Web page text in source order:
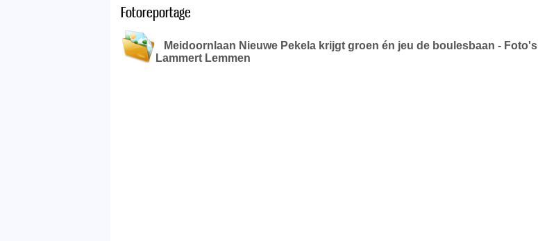
Fotoreportage
Meidoornlaan Nieuwe Pekela krijgt groen én jeu de boulesbaan - Foto's
Lammert Lemmen